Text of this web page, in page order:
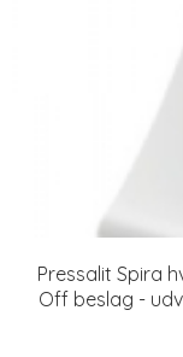
Pressalit Spira
Off beslag -